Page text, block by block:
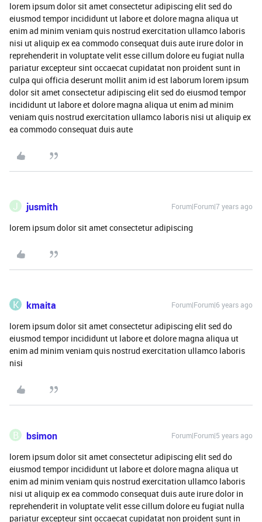
lorem ipsum dolor sit amet consectetur adipiscing elit sed do
eiusmod tempor incididunt ut labore et dolore magna aliqua ut
enim ad minim veniam quis nostrud exercitation ullamco laboris
nisi ut aliquip ex ea commodo consequat duis aute irure dolor in
reprehenderit in voluptate velit esse cillum dolore eu fugiat nulla
pariatur excepteur sint occaecat cupidatat non proident sunt in
culpa qui officia deserunt mollit anim id est laborum lorem ipsum
dolor sit amet consectetur adipiscing elit sed do eiusmod tempor
incididunt ut labore et dolore magna aliqua ut enim ad minim
veniam quis nostrud exercitation ullamco laboris nisi ut aliquip ex
ea commodo consequat duis aute
J jusmith Forum|Forum|7 years ago
lorem ipsum dolor sit amet consectetur adipiscing
K kmaita Forum|Forum|6 years ago
lorem ipsum dolor sit amet consectetur adipiscing elit sed do
eiusmod tempor incididunt ut labore et dolore magna aliqua ut
enim ad minim veniam quis nostrud exercitation ullamco laboris
nisi
B bsimon Forum|Forum|5 years ago
lorem ipsum dolor sit amet consectetur adipiscing elit sed do
eiusmod tempor incididunt ut labore et dolore magna aliqua ut
enim ad minim veniam quis nostrud exercitation ullamco laboris
nisi ut aliquip ex ea commodo consequat duis aute irure dolor in
reprehenderit in voluptate velit esse cillum dolore eu fugiat nulla
pariatur excepteur sint occaecat cupidatat non proident sunt in